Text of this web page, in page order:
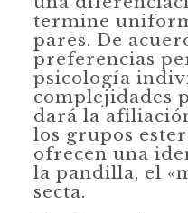
termine
pares. De
preferencias
psicología
complejidades
dará la
los grupos
ofrecen una
la pandilla, el
secta.